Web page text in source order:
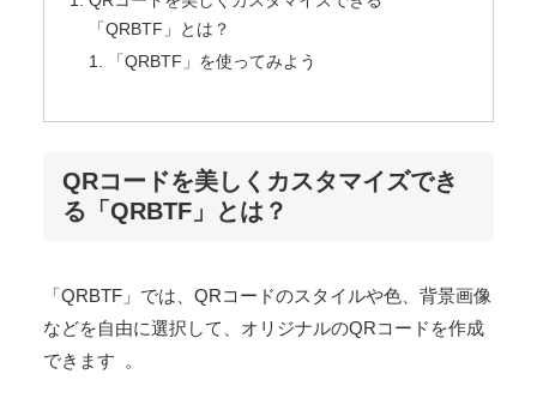
「QRBTF」とは？
「QRBTF」を使ってみよう
QRコードを美しくカスタマイズでき
る「QRBTF」とは？
「QRBTF」では、QRコードのスタイルや色、背景画像
などを自由に選択して、オリジナルのQRコードを作成
できます 。